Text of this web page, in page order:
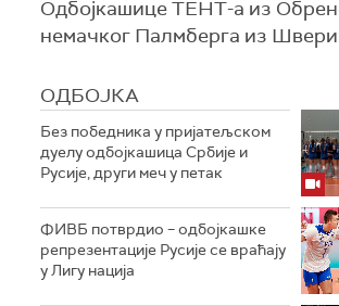
Одбојкашице ТЕНТ-а из
немачког Палмберга из
ОДБОЈКА
Без победника у пријатељском
дуелу одбојкашица Србије и
Русије, други меч у петак
ФИВБ потврдио – одбојкашке
репрезентације Русије се враћају
у Лигу нација